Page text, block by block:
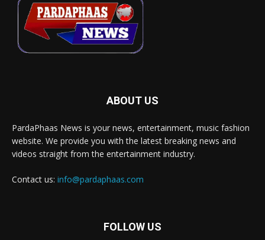
ABOUT US
PardaPhaas News is your news, entertainment, music fashion
website. We provide you with the latest breaking news and
videos straight from the entertainment industry.
Contact us: info@pardaphaas.com
FOLLOW US